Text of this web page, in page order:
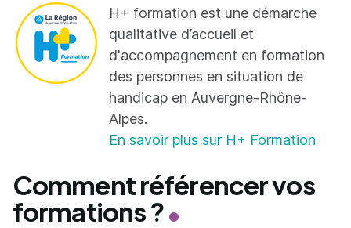
H+ formation est une démarche
qualitative d’accueil et
d'accompagnement en formation
des personnes en situation de
handicap en Auvergne-Rhône-
Alpes.
En savoir plus sur H+ Formation
Comment référencer vos
formations ?